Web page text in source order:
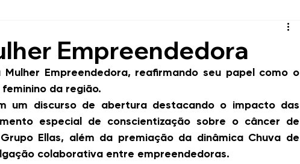
Empreendedora
Mulher Empreendedora, reafirmando seu papel como o
da região.
um discurso de abertura destacando o impacto das
especial de conscientização sobre o câncer de
Ellas, além da premiação da dinâmica Chuva de
colaborativa entre empreendedoras.